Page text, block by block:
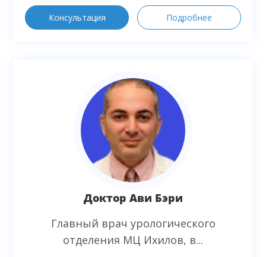
Консультация Подробнее
Доктор Ави Бэри
Главный врач урологического
отделения МЦ Ихилов, в...